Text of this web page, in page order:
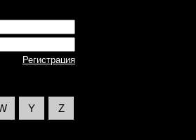
Регистрация
Y Z